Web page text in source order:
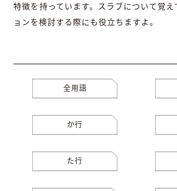
特徴を持っています。スラブについて覚
ョンを検討する際にも役立ちますよ。
全用語
か行
た行